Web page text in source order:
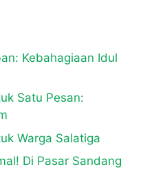
Kebahagiaan Idul
Satu Pesan:
Warga Salatiga
Di Pasar Sandang